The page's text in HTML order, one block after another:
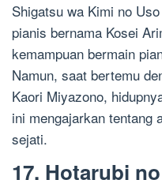
Shigatsu wa Kimi no
pianis bernama Kosei
kemampuan bermain
Namun, saat bertemu
Kaori Miyazono,
ini mengajarkan tentang
sejati.
17. Hotarubi